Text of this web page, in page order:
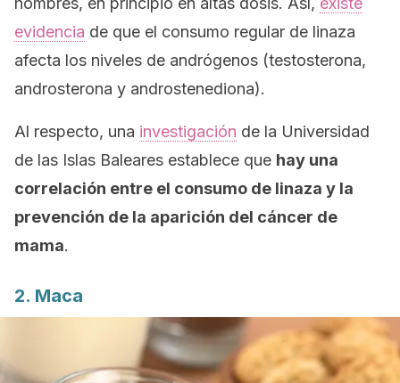
evidencia de que el consumo regular de linaza
afecta los niveles de andrógenos (testosterona,
androsterona y androstenediona).
Al respecto, una investigación de la Universidad
de las Islas Baleares establece que hay una
correlación entre el consumo de linaza y la
prevención de la aparición del cáncer de
mama.
2. Maca